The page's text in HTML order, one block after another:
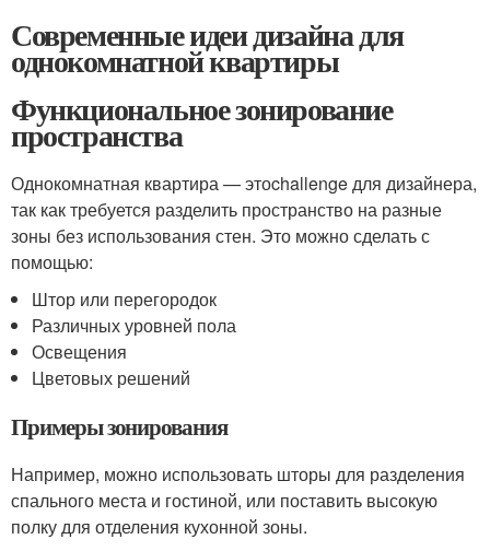
Современные идеи дизайна для
однокомнатной квартиры
Функциональное зонирование
пространства
Однокомнатная квартира — этоchallenge для дизайнера,
так как требуется разделить пространство на разные
зоны без использования стен. Это можно сделать с
помощью:
Штор или перегородок
Различных уровней пола
Освещения
Цветовых решений
Примеры зонирования
Например, можно использовать шторы для разделения
спального места и гостиной, или поставить высокую
полку для отделения кухонной зоны.